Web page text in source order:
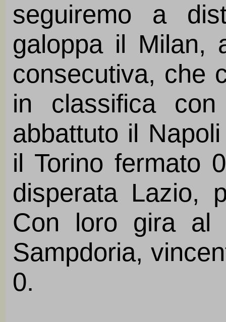
seguiremo a
galoppa il Milan,
consecutiva, che
in classifica
abbattuto il
il Torino fermato
disperata Lazio,
Con loro gira al
Sampdoria,
0.